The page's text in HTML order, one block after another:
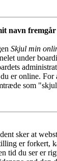
navn
Skjul min
under
er online.
som
sker at
er forkert,
tid du ser er